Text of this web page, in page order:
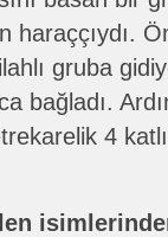
haraççıydı.
gruba
bağladı.
4